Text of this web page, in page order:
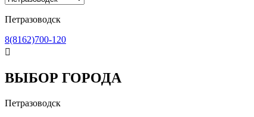
Петразоводск
8(8162)700-120

ВЫБОР ГОРОДА
Петразоводск